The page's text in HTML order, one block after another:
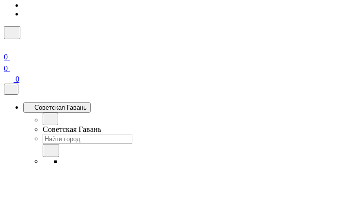
0
0
0
Советская Гавань
Советская Гавань